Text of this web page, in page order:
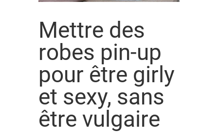
Mettre des
robes pin-up
pour être girly
et sexy, sans
être vulgaire